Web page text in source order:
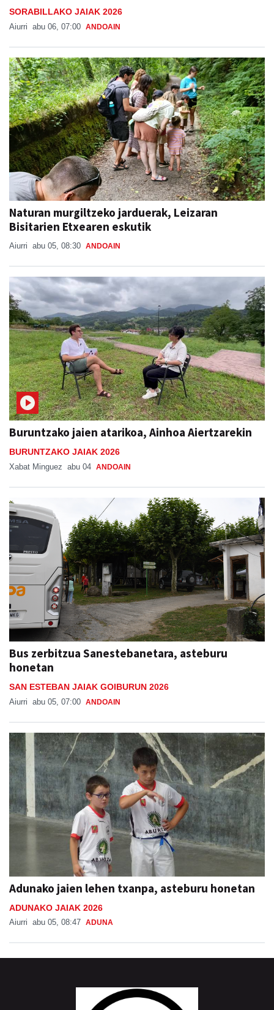
SORABILLAKO JAIAK 2026
Aiurri abu 06, 07:00 ANDOAIN
Naturan murgiltzeko jarduerak, Leizaran
Bisitarien Etxearen eskutik
Aiurri abu 05, 08:30 ANDOAIN
Buruntzako jaien atarikoa, Ainhoa Aiertzarekin
BURUNTZAKO JAIAK 2026
Xabat Minguez abu 04 ANDOAIN
Bus zerbitzua Sanestebanetara, asteburu
honetan
SAN ESTEBAN JAIAK GOIBURUN 2026
Aiurri abu 05, 07:00 ANDOAIN
Adunako jaien lehen txanpa, asteburu honetan
ADUNAKO JAIAK 2026
Aiurri abu 05, 08:47 ADUNA